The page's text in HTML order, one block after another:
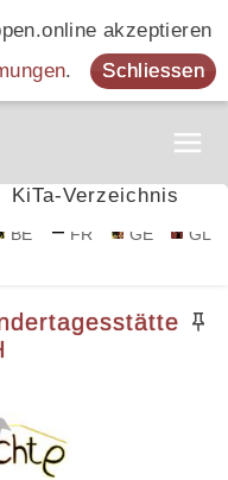
akzeptieren
. Schliessen
KiTa-Verzeichnis
BE FR GE GL